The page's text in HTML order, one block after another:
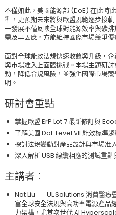
不僅如此，美國能源部 (DoE) 在此時
準，更預期未來將與歐盟規範逐步接
一發展不僅反映全球對能源效率與碳
需及早因應，方能維持國際市場競爭優
面對全球能效法規快速收斂與升級，
與市場准入上面臨挑戰。本場主題研
動，降低合規風險，並強化國際市場
明。
研討會重點
掌握歐盟 ErP Lot 7 最新修訂與
了解美國 DoE Level VII 能效標準
探討法規變動對產品設計與市場准
深入解析 USB 線纜相應的測試重點
主講者：
Nat Liu ── UL Solutions 消費醫療
富全球安全法規與高功率電源產品
力架構，尤其次世代 AI